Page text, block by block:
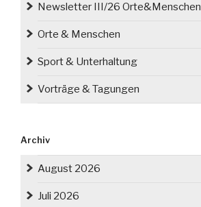
Newsletter III/26 Orte&Menschen
Orte & Menschen
Sport & Unterhaltung
Vorträge & Tagungen
Archiv
August 2026
Juli 2026